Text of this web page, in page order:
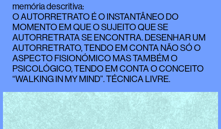
memória descritiva:
O AUTORRETRATO É O INSTANTÂNEO DO
MOMENTO EM QUE O SUJEITO QUE SE
AUTORRETRATA SE ENCONTRA. DESENHAR UM
AUTORRETRATO, TENDO EM CONTA NÃO SÓ O
ASPECTO FISIONÓMICO MAS TAMBÉM O
PSICOLÓGICO, TENDO EM CONTA O CONCEITO
“WALKING IN MY MIND”. TÉCNICA LIVRE.